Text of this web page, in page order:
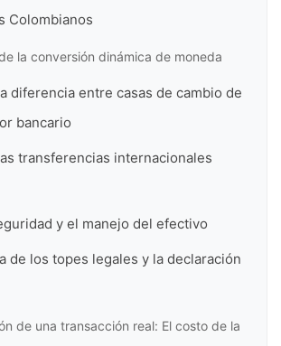
Colombianos
la conversión dinámica de moneda
diferencia entre casas de cambio de
bancario
transferencias internacionales
y el manejo del efectivo
de los topes legales y la declaración
de una transacción real: El costo de la